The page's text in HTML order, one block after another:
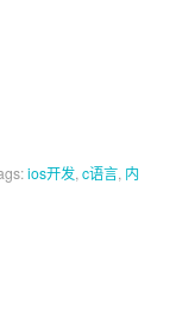
ios开发, c语言, 内